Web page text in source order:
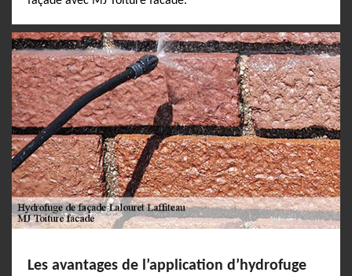
Les avantages de l’application d’hydrofuge